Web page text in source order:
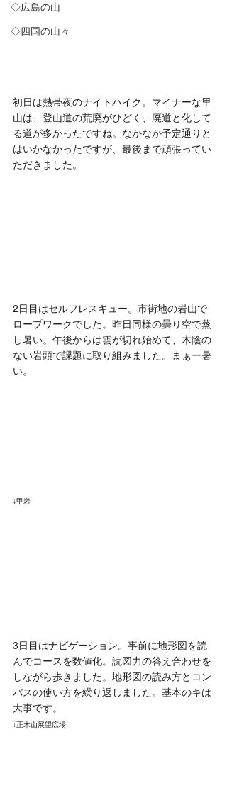
◇広島の山
◇四国の山々
初日は熱帯夜のナイトハイク。マイナーな里
山は、登山道の荒廃がひどく、廃道と化して
る道が多かったですね。なかなか予定通りと
はいかなかったですが、最後まで頑張ってい
ただきました。
2日目はセルフレスキュー。市街地の岩山で
ロープワークでした。昨日同様の曇り空で蒸
し暑い。午後からは雲が切れ始めて、木陰の
ない岩頭で課題に取り組みました。まぁー暑
い。
↓甲岩
3日目はナビゲーション。事前に地形図を読
んでコースを数値化。読図力の答え合わせを
しながら歩きました。地形図の読み方とコン
パスの使い方を繰り返しました。基本のキは
大事です。
↓正木山展望広場